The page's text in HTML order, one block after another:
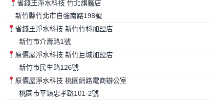
省錢王淨水科技 竹北旗艦店
新竹縣竹北市自強南路198號
省錢王淨水科技 新竹竹科加盟店
新竹市介壽路1號
原價屋淨水科技 新竹巨城加盟店
新竹市民生路126號
原價屋淨水科技 桃園網路電商辦公室
桃園市平鎮忠孝路101-2號